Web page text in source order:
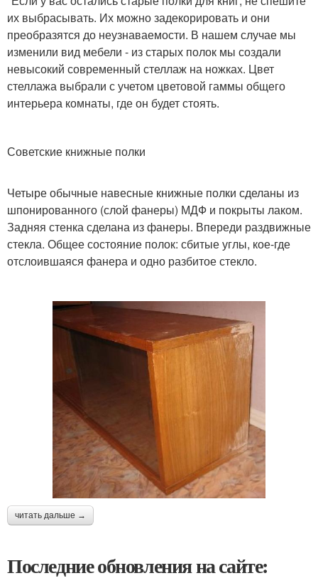
их выбрасывать. Их можно задекорировать и они
преобразятся до неузнаваемости. В нашем случае мы
изменили вид мебели - из старых полок мы создали
невысокий современный стеллаж на ножках. Цвет
стеллажа выбрали с учетом цветовой гаммы общего
интерьера комнаты, где он будет стоять.
Советские книжные полки
Четыре обычные навесные книжные полки сделаны из
шпонированного (слой фанеры) МДФ и покрыты лаком.
Задняя стенка сделана из фанеры. Впереди раздвижные
стекла. Общее состояние полок: сбитые углы, кое-где
отслоившаяся фанера и одно разбитое стекло.
читать дальше →
Последние обновления на сайте: